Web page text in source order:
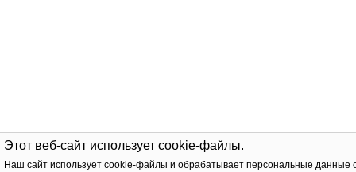
Этот веб-сайт использует cookie-файлы.
Наш сайт использует cookie-файлы и обрабатывает персональные данные